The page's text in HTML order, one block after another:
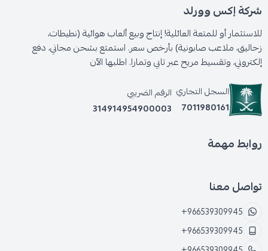
شركة إكس وورلد
للاستثمار أو للمتعة العائلية! إنتاج وبيع ألعاب هوائية (نطيطات،
زحاليق، ملاعب صابونية) بأرخص سعر. استمتع بشحن مجاني، دفع
إلكتروني، وتقسيط مريح عبر تابي وتمارا. اطلبها الآن
السجل التجاري
7011980161
الرقم الضريبي
314914954900003
روابط مهمة
تواصل معنا
+966539309945
+966539309945